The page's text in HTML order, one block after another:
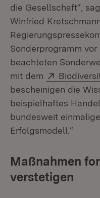
die Gesellschaft“,
Winfried
Sonderprogramm
beachteten
mit dem
Extern:
bescheinigen die
beispielhaftes
bundesweit
Erfolgsmodell.“
Maßnahmen
verstetigen